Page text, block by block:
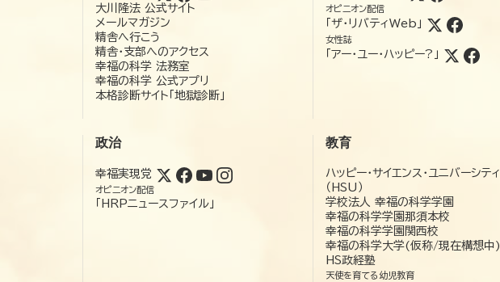
大川隆法 公式サイト
メールマガジン
精舎へ行こう
精舎・支部へのアクセス
幸福の科学 法務室
幸福の科学 公式アプリ
本格診断サイト「地獄診断」
オピニオン配信
「ザ・リバティWeb」
女性誌
「アー・ユー・ハッピー?」
政治
幸福実現党
オピニオン配信
「HRPニュースファイル」
教育
ハッピー・サイエンス・ユニバーシティ
（HSU）
学校法人 幸福の科学学園
幸福の科学学園那須本校
幸福の科学学園関西校
幸福の科学大学(仮称/現在構想中)
HS政経塾
天使を育てる幼児教育